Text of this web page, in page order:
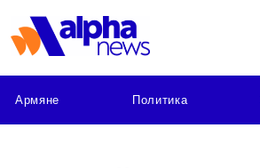
Армяне Политика